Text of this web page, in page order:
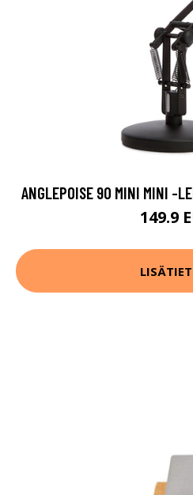
ANGLEPOISE 90 MINI MINI -
149.9